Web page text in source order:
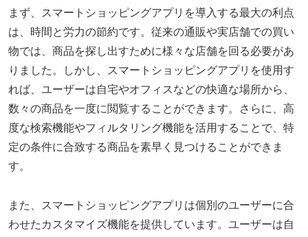
まず、スマートショッピングアプリを導入する最大の利点
は、時間と労力の節約です。従来の通販や実店舗での買い
物では、商品を探し出すために様々な店舗を回る必要があ
りました。しかし、スマートショッピングアプリを使用す
れば、ユーザーは自宅やオフィスなどの快適な場所から、
数々の商品を一度に閲覧することができます。さらに、高
度な検索機能やフィルタリング機能を活用することで、特
定の条件に合致する商品を素早く見つけることができま
す。
また、スマートショッピングアプリは個別のユーザーに合
わせたカスタマイズ機能を提供しています。ユーザーは自